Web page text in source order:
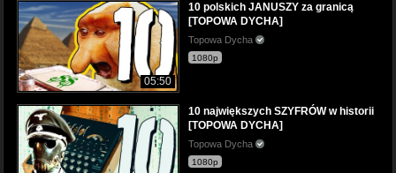
05:50
10 polskich JANUSZY za granicą
[TOPOWA DYCHA]
Topowa Dycha
1080p
10 największych SZYFRÓW w historii
[TOPOWA DYCHA]
Topowa Dycha
1080p